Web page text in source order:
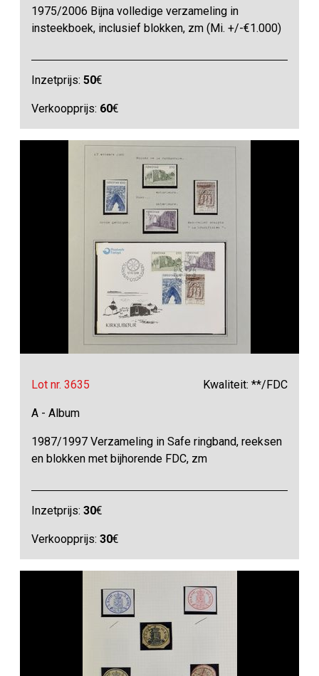
1975/2006 Bijna volledige verzameling in
insteekboek, inclusief blokken, zm (Mi. +/-€1.000)
Inzetprijs:50€
Verkoopprijs: 60€
Lot nr. 3635 Kwaliteit: **/FDC
A - Album
1987/1997 Verzameling in Safe ringband, reeksen
en blokken met bijhorende FDC, zm
Inzetprijs:30€
Verkoopprijs:30€